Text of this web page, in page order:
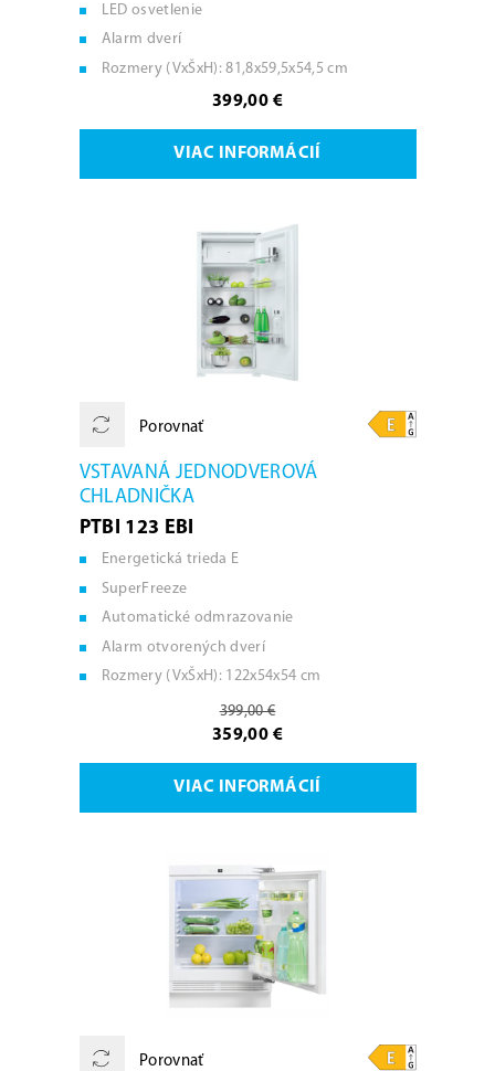
LED osvetlenie
Alarm dverí
Rozmery (VxŠxH): 81,8x59,5x54,5 cm
399,00 €
VIAC INFORMÁCIÍ
Porovnať
VSTAVANÁ JEDNODVEROVÁ
CHLADNIČKA
PTBI 123 EBI
Energetická trieda E
SuperFreeze
Automatické odmrazovanie
Alarm otvorených dverí
Rozmery (VxŠxH): 122x54x54 cm
399,00 €
359,00 €
VIAC INFORMÁCIÍ
Porovnať